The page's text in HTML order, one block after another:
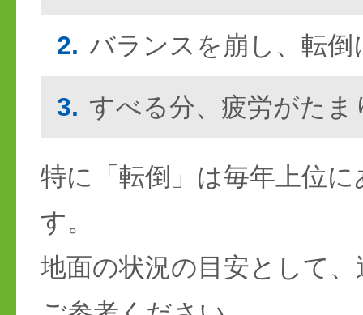
2. バランスを崩し、転
3. すべる分、疲労がたま
特に「転倒」は毎年上位
す。
地面の状況の目安として